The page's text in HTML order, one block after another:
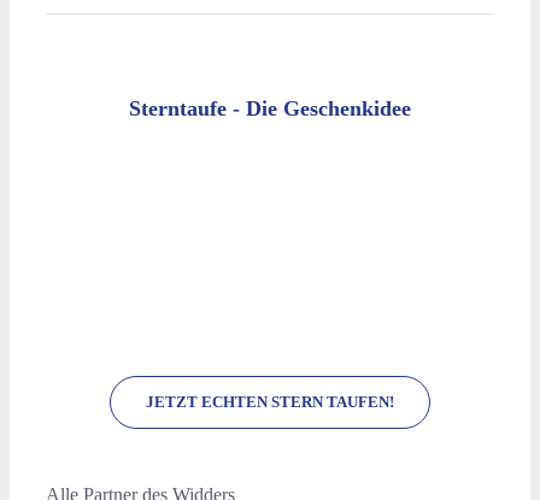
Sterntaufe - Die Geschenkidee
JETZT ECHTEN STERN TAUFEN!
Alle Partner des Widders